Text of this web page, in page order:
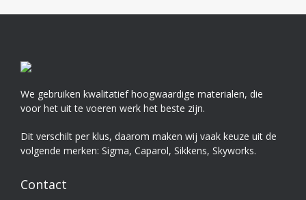
We gebruiken kwalitatief hoogwaardige materialen, die
voor het uit te voeren werk het beste zijn.
Dit verschilt per klus, daarom maken wij vaak keuze uit de
volgende merken: Sigma, Caparol, Sikkens, Skyworks.
Contact